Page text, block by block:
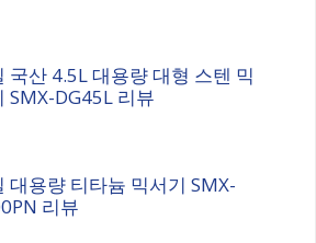
국산 4.5L 대용량 대형 스텐 믹
SMX-DG45L 리뷰
대용량 티타늄 믹서기 SMX-
리뷰